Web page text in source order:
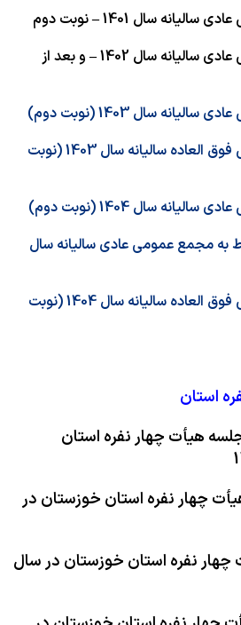
سال 1401 – نوبت دوم
صورتجلسه مجمع عمومی عادی سالیانه سال 1402 – و بعد از
سال 1403 (نوبت دوم)
صورتجلسه مجمع عمومی فوق العاده سالیانه سال 1403 (نوبت
سال 1404 (نوبت دوم)
به مجمع عمومی عادی سالیانه سال
صورتجلسه مجمع عمومی فوق العاده سالیانه سال 1404 (نوبت
استان
هیأت چهار نفره استان
چهار نفره استان خوزستان در
نفره استان خوزستان در سال